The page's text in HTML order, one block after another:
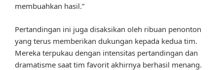
membuahkan hasil.”
Pertandingan ini juga disaksikan oleh ribuan penonton
yang terus memberikan dukungan kepada kedua tim.
Mereka terpukau dengan intensitas pertandingan dan
dramatisme saat tim favorit akhirnya berhasil menang.